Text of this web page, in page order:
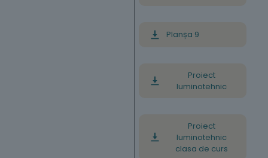
Planșa 9
Proiect
luminotehnic
Proiect
luminotehnic
clasa de curs